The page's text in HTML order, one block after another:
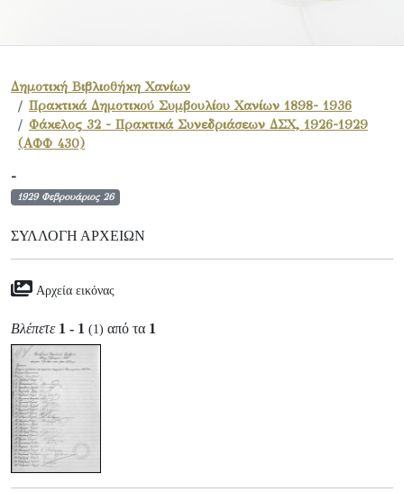
Δημοτική Βιβλιοθήκη Χανίων
Πρακτικά Δημοτικού Συμβουλίου Χανίων 1898- 1936
Φάκελος 32 - Πρακτικά Συνεδριάσεων ΔΣΧ, 1926-1929
(ΑΦΦ 430)
-
1929 Φεβρουάριος 26
ΣΥΛΛΟΓΉ ΑΡΧΕΊΩΝ
Αρχεία εικόνας
Βλέπετε 1 - 1 (1) από τα 1